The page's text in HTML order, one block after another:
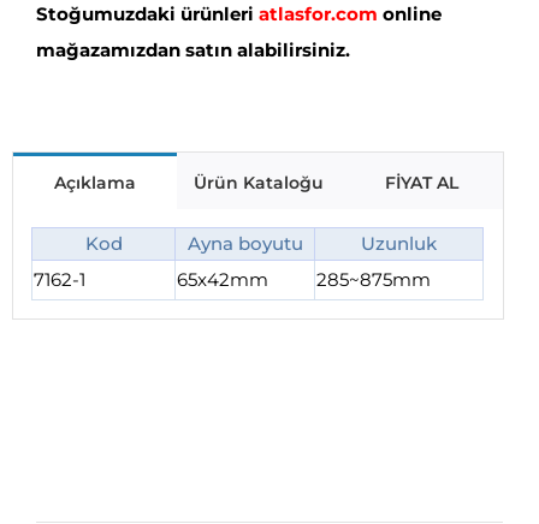
Stoğumuzdaki ürünleri atlasfor.com online
mağazamızdan satın alabilirsiniz.
Açıklama Ürün Kataloğu FİYAT AL
Kod Ayna boyutu
Uzunluk
7162-1
65x42mm 285~875mm